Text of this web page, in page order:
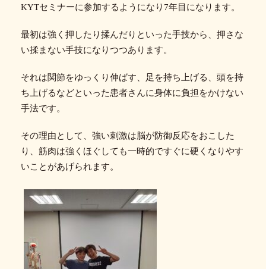
KYTセミナーに参加するようになり7年目になります。
最初は強く押したり揉んだりといった手技から、押さな
い揉まない手技になりつつあります。
それは関節をゆっくり伸ばす、足を持ち上げる、頭を持
ち上げるなどといった患者さんに身体に負担をかけない
手法です。
その理由として、強い刺激は脳が防御反応をおこした
り、筋肉は強くほぐしても一時的ですぐに硬くなりやす
いことがあげられます。